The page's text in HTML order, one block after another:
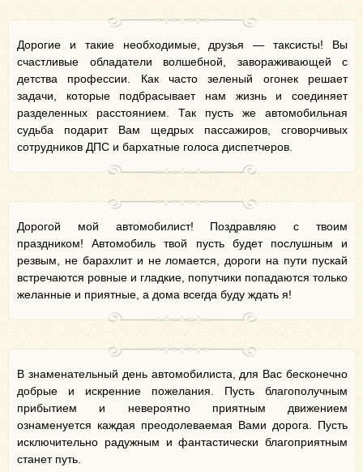
Дорогие и такие необходимые, друзья — таксисты! Вы
счастливые обладатели волшебной, завораживающей с
детства профессии. Как часто зеленый огонек решает
задачи, которые подбрасывает нам жизнь и соединяет
разделенных расстоянием. Так пусть же автомобильная
судьба подарит Вам щедрых пассажиров, сговорчивых
сотрудников ДПС и бархатные голоса диспетчеров.
Дорогой мой автомобилист! Поздравляю с твоим
праздником! Автомобиль твой пусть будет послушным и
резвым, не барахлит и не ломается, дороги на пути пускай
встречаются ровные и гладкие, попутчики попадаются только
желанные и приятные, а дома всегда буду ждать я!
В знаменательный день автомобилиста, для Вас бесконечно
добрые и искренние пожелания. Пусть благополучным
прибытием и невероятно приятным движением
ознаменуется каждая преодолеваемая Вами дорога. Пусть
исключительно радужным и фантастически благоприятным
станет путь.